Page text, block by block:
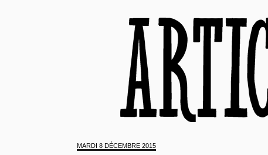
MARDI 8 DÉCEMBRE 2015